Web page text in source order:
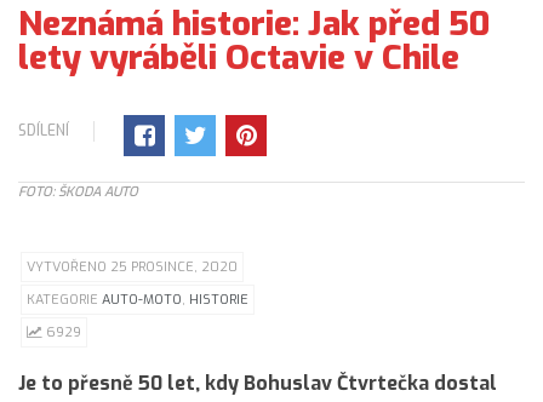
Neznámá historie: Jak před 50
lety vyráběli Octavie v Chile
SDÍLENÍ
FOTO: ŠKODA AUTO
VYTVOŘENO 25 PROSINCE, 2020
KATEGORIE AUTO-MOTO, HISTORIE
6929
Je to přesně 50 let, kdy Bohuslav Čtvrtečka dostal